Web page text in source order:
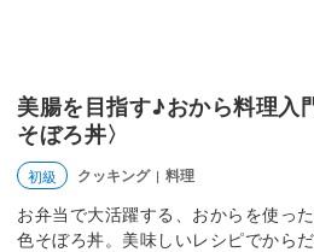
美腸を目指す♪おから料理入
そぼろ丼​​〉
初級 クッキング | 料理
お弁当で大活躍する、おからを使っ
色そぼろ丼​。美味しいレシピでから